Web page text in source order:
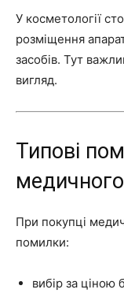
У косметології
розміщення
засобів. Тут
вигляд.
Типові
При покупці
помилки:
вибір за ціною